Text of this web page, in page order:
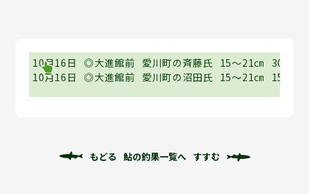
10月16日 ◎大進館前 愛川町の斉藤氏 15～21㎝
30尾
10月16日
◎大進館前 愛川町の沼田氏 15～21㎝ 15尾
もどる 鮎の釣果一覧へ すすむ